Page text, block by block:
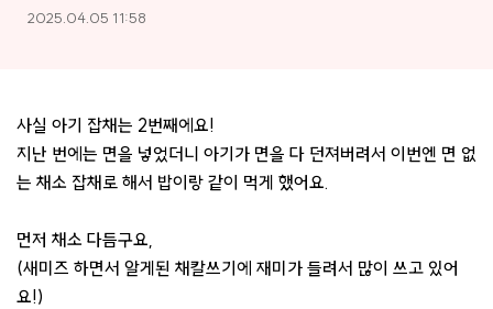
2025.04.05 11:58
사실 아기 잡채는 2번째에요!
지난 번에는 면을 넣었더니 아기가 면을 다 던져버려서 이번엔 면 없
는 채소 잡채로 해서 밥이랑 같이 먹게 했어요.
먼저 채소 다듬구요,
(새미즈 하면서 알게된 채칼쓰기에 재미가 들려서 많이 쓰고 있어
요!)